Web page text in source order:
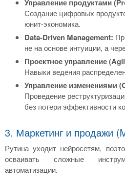
Управление продуктами
Создание цифровых
юнит-экономика.
Data-Driven Management:
не на основе интуиции, а
Проектное управление
Навыки ведения
Управление изменениями
Проведение
без потери эффективности
3. Маркетинг и продажи
Рутина уходит нейросетям,
осваивать сложные
автоматизации.